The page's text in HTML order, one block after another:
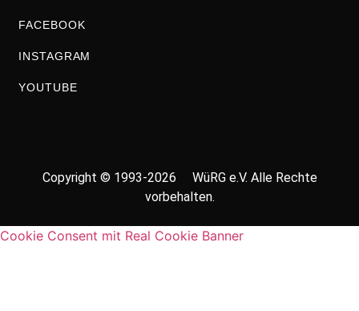
FACEBOOK
INSTAGRAM
YOUTUBE
Copyright © 1993-2026 WüRG e.V. Alle Rechte
vorbehalten.
Cookie Consent mit Real Cookie Banner